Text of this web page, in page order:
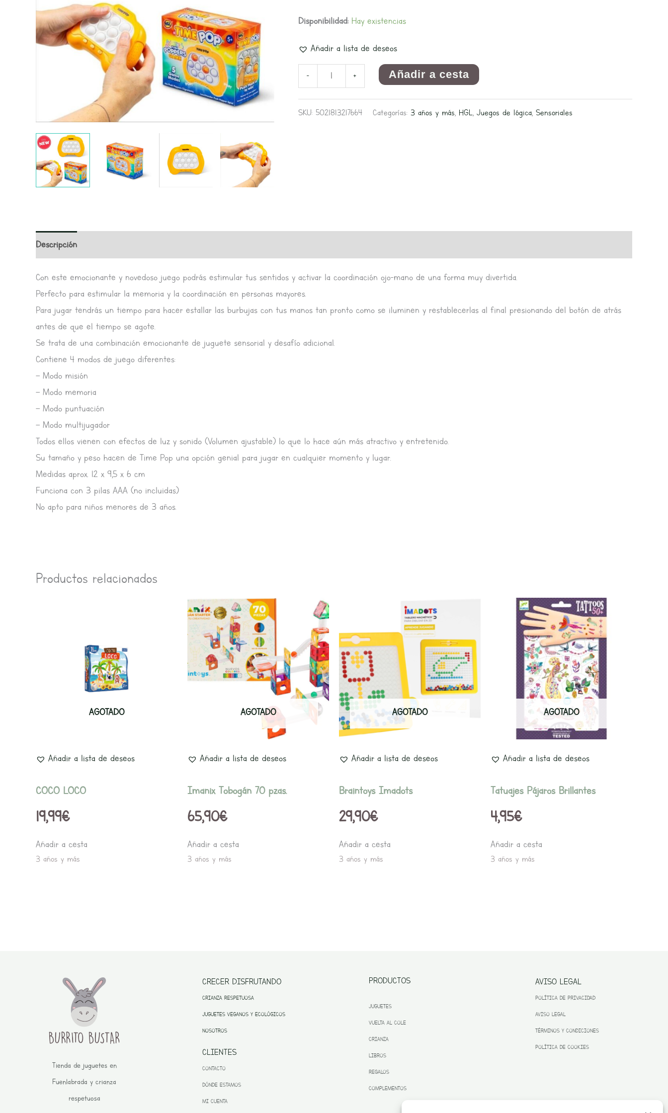
Disponibilidad: Hay existencias
Añadir a lista de deseos
- + Añadir a cesta
SKU: 5021813217664 Categorías: 3 años y más, HGL, Juegos de lógica, Sensoriales
Descripción
Con este emocionante y novedoso juego podrás estimular tus sentidos y activar la coordinación ojo-mano de una forma muy divertida.
Perfecto para estimular la memoria y la coordinación en personas mayores.
Para jugar tendrás un tiempo para hacer estallar las burbujas con tus manos tan pronto como se iluminen y restablecerlas al final presionando del botón de atrás
antes de que el tiempo se agote.
Se trata de una combinación emocionante de juguete sensorial y desafío adicional.
Contiene 4 modos de juego diferentes:
– Modo misión
– Modo memoria
– Modo puntuación
– Modo multijugador
Todos ellos vienen con efectos de luz y sonido (Volumen ajustable) lo que lo hace aún más atractivo y entretenido.
Su tamaño y peso hacen de Time Pop una opción genial para jugar en cualquier momento y lugar.
Medidas aprox. 12 x 9,5 x 6 cm
Funciona con 3 pilas AAA (no incluidas)
No apto para niños menores de 3 años.
Productos relacionados
AGOTADO
Añadir a lista de deseos
COCO LOCO
19,99€
Añadir a cesta
3 años y más
AGOTADO
Añadir a lista de deseos
Imanix Tobogán 70 pzas.
65,90€
Añadir a cesta
3 años y más
AGOTADO
Añadir a lista de deseos
Braintoys Imadots
29,90€
Añadir a cesta
3 años y más
AGOTADO
Añadir a lista de deseos
Tatuajes Pájaros Brillantes
4,95€
Añadir a cesta
3 años y más
Tienda de juguetes en
Fuenlabrada y crianza
respetuosa
CRECER DISFRUTANDO
CRIANZA RESPETUOSA
JUGUETES VEGANOS Y ECOLÓGICOS
NOSOTROS
CLIENTES
CONTACTO
DÓNDE ESTAMOS
MI CUENTA
PRODUCTOS
JUGUETES
VUELTA AL COLE
CRIANZA
LIBROS
REGALOS
COMPLEMENTOS
AVISO LEGAL
POLÍTICA DE PRIVACIDAD
AVISO LEGAL
TÉRMINOS Y CONDICIONES
POLÍTICA DE COOKIES